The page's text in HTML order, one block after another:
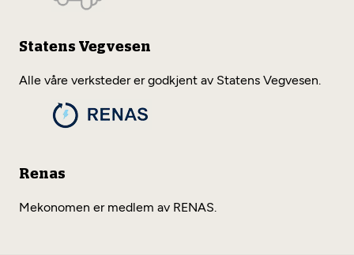
Statens Vegvesen
Alle våre verksteder er godkjent av Statens Vegvesen.
Renas
Mekonomen er medlem av RENAS.